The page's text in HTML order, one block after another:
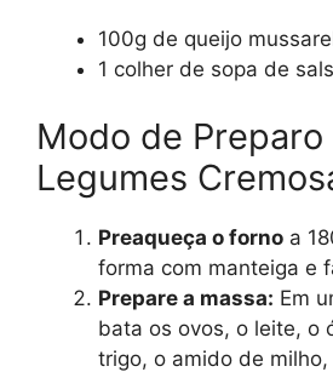
100g de queijo
1 colher de sopa de
Modo de
Legumes
Preaqueça o forno a
forma com manteiga e
Prepare a massa: Em
bata os ovos, o leite, o
trigo, o amido de milho,